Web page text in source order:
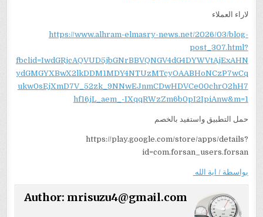
لاراء العملاء
https://www.alhram-elmasry-news.net/2026/03/blog-
post_307.html?
fbclid=IwdGRjcAQVUD5jbGNrBBVQNGV4dG4DYWVtAjExAHN
ydGMGYXBwX2lkDDM1MDY4NTUzMTcyOAABHoNCzP7wCq
ukw0sEjXmD7V_52zk_9NNwEJnmCDwHDVCe00chrO2hH7
hf16jL_aem_-IXqqRWzZm6b0pI2IpiAnw&m=1
حمل التطبيق واستفيد بالخصم
https://play.google.com/store/apps/details?
id=com.forsan_users.forsan
بواسطة / اية الله
Author: mrisuzu4@gmail.com